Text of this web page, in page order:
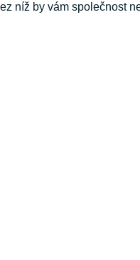
níž by vám společnost